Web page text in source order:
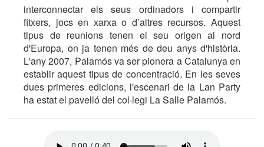
interconnectar els seus ordinadors i compartir
fitxers, jocs en xarxa o d’altres recursos. Aquest
tipus de reunions tenen el seu origen al nord
d'Europa, on ja tenen més de deu anys d'història.
L'any 2007, Palamós va ser pionera a Catalunya en
establir aquest tipus de concentració. En les seves
dues primeres edicions, l'escenari de la Lan Party
ha estat el pavelló del col·legi La Salle Palamós.